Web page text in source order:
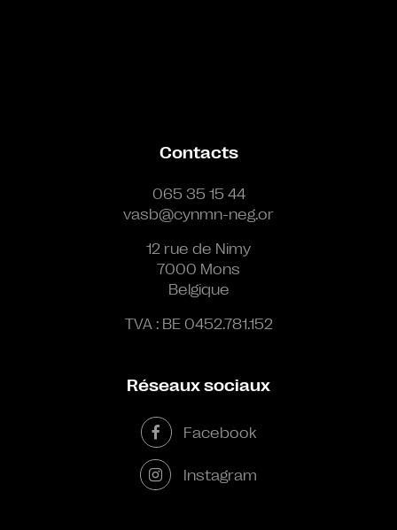
Contacts
065 35 15 44
vasb@cynmn-neg.or
12 rue de Nimy
7000 Mons
Belgique
TVA : BE 0452.781.152
Réseaux sociaux
Facebook
Instagram